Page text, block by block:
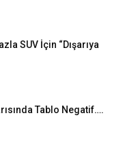
SUV İçin “Dışarıya
Tablo Negatif….